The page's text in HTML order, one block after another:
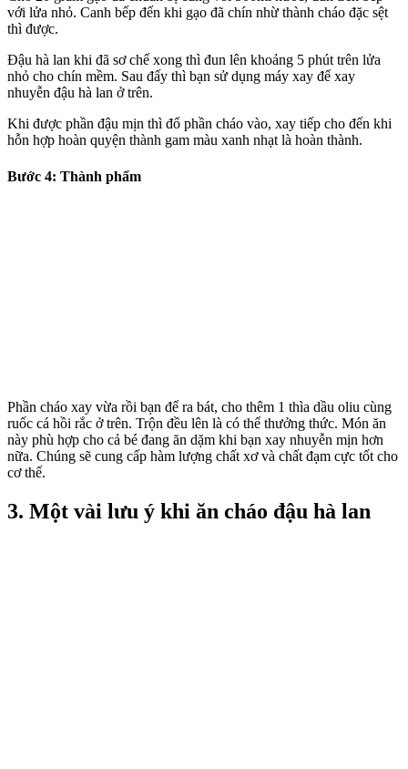
với lửa nhỏ. Canh bếp đến khi gạo đã chín nhừ thành cháo đặc sệt
thì được.
Đậu hà lan khi đã sơ chế xong thì đun lên khoảng 5 phút trên lửa
nhỏ cho chín mềm. Sau đấy thì bạn sử dụng máy xay để xay
nhuyễn đậu hà lan ở trên.
Khi được phần đậu mịn thì đổ phần cháo vào, xay tiếp cho đến khi
hỗn hợp hoàn quyện thành gam màu xanh nhạt là hoàn thành.
Bước 4: Thành phẩm
Phần cháo xay vừa rồi bạn để ra bát, cho thêm 1 thìa dầu oliu cùng
ruốc cá hồi rắc ở trên. Trộn đều lên là có thể thưởng thức. Món ăn
này phù hợp cho cả bé đang ăn dặm khi bạn xay nhuyễn mịn hơn
nữa. Chúng sẽ cung cấp hàm lượng chất xơ và chất đạm cực tốt cho
cơ thể.
3. Một vài lưu ý khi ăn cháo đậu hà lan